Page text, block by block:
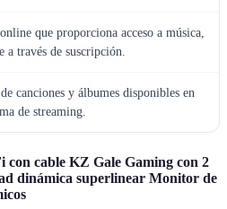
que proporciona acceso a música,
a través de suscripción.
canciones y álbumes disponibles en
de streaming.
cable KZ Gale Gaming con 2
dinámica superlinear Monitor de